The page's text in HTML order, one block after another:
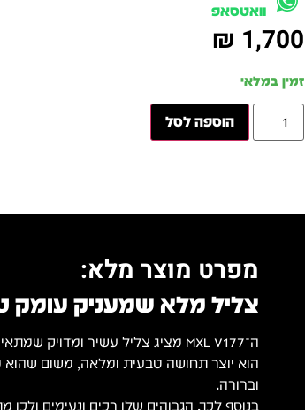
וואטסאפ
₪ 1,700
זמין במלאי
הוספה לסל
מפרט מוצר מלא:
צליל מלא שמעניק עומק
ה־MXL V177 מציג צליל עשיר ומדויק שמתאים במיוחד להפקות שירה וקריינות.
הוא יוצר תחושה טבעית ומלאה, משום
וברורה.
בנוסף לכך, הגבוהים שלו רכים ונעימים